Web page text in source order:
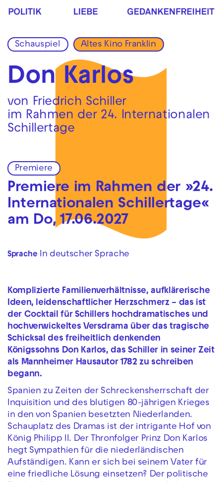
Zur Hauptnavigation springen
Schauspiel
Altes Kino Franklin
Don Karlos
von Friedrich Schiller
im Rahmen der 24. Internationalen
Schillertage
Premiere
Premiere im Rahmen der »24.
Internationalen Schillertage«
am Do, 17.06.2027
Sprache In deutscher Sprache
Komplizierte Familienverhältnisse, aufklärerische
Ideen, leidenschaftlicher Herzschmerz – das ist
der Cocktail für Schillers hochdramatisches und
hochverwickeltes Versdrama über das tragische
Schicksal des freiheitlich denkenden
Königssohns Don Karlos, das Schiller in seiner Zeit
als Mannheimer Hausautor 1782 zu schreiben
begann.
Spanien zu Zeiten der Schreckensherrschaft der
Inquisition und des blutigen 80-jährigen Krieges
in den von Spanien besetzten Niederlanden.
Schauplatz des Dramas ist der intrigante Hof von
König Philipp II. Der Thronfolger Prinz Don Karlos
hegt Sympathien für die niederländischen
Aufständigen. Kann er sich bei seinem Vater für
eine friedliche Lösung einsetzen? Der politische